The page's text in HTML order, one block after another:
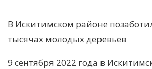
В Искитимском районе
тысячах молодых деревьев
9 сентября 2022 года в